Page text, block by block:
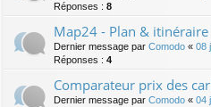
Réponses : 8
Map24 - Plan & itinéraire
Dernier message par Comodo « 08
Réponses : 4
Comparateur prix des
Dernier message par Comodo « 04